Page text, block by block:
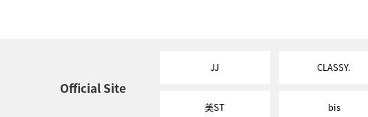
Official Site
JJ CLASSY.
美ST bis